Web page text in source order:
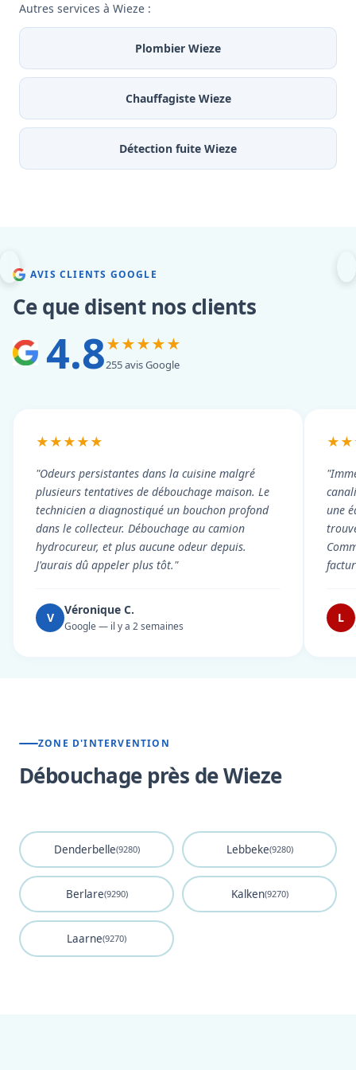
Autres services à Wieze :
Plombier Wieze
Chauffagiste Wieze
Détection fuite Wieze
AVIS CLIENTS GOOGLE
Ce que disent nos clients
4.8★★★★★
255 avis Google
★★★★★
"Odeurs persistantes dans la cuisine malgré
plusieurs tentatives de débouchage maison. Le
technicien a diagnostiqué un bouchon profond
dans le collecteur. Débouchage au camion
hydrocureur, et plus aucune odeur depuis.
J'aurais dû appeler plus tôt."
V
Véronique C.
Google — il y a 2 semaines
une
L
ZONE D'INTERVENTION
Débouchage près de Wieze
Denderbelle(9280) Lebbeke(9280)
Berlare(9290) Kalken(9270)
Laarne(9270)